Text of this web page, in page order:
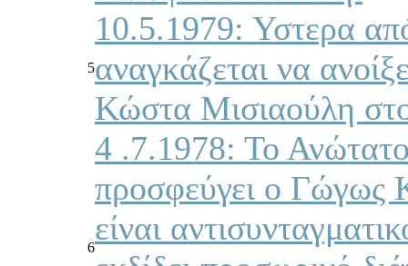
5
10.5.1979: Υστερα
αναγκάζεται να
Κώστα Μισιαούλη
6
4 .7.1978: Το
προσφεύγει ο Γώγως
είναι